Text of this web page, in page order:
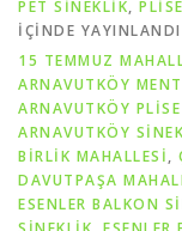
PET SİNEKLIK,
IÇINDE YAYINLANDI
15 TEMMUZ
ARNAVUTKÖY
ARNAVUTKÖY
ARNAVUTKÖY
BİRLİK MAHALLESİ,
DAVUTPAŞA
ESENLER BALKON